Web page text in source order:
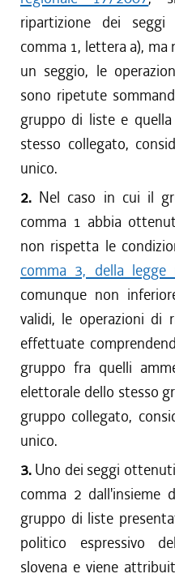
ripartizione dei
comma 1, lettera a),
un seggio, le
sono ripetute
gruppo di liste e
stesso collegato,
unico.
2. Nel caso in cui il
comma 1 abbia
non rispetta le
comma 3, della legge
comunque non
validi, le operazioni di
effettuate
gruppo fra quelli
elettorale dello stesso
gruppo collegato,
unico.
3. Uno dei seggi
comma 2
gruppo di liste
politico espressivo
slovena e viene